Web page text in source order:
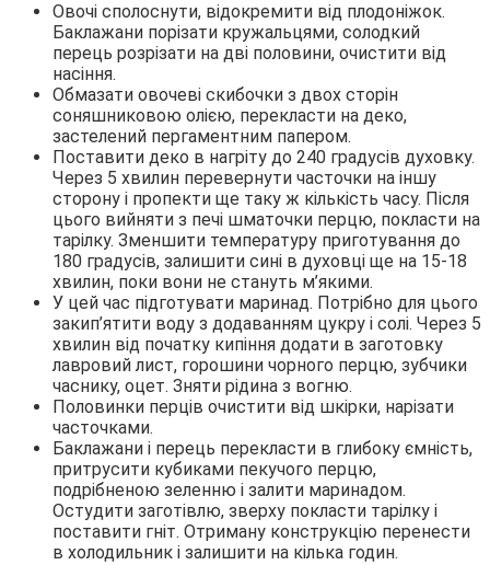
Овочі сполоснути, відокремити від плодоніжок.
Баклажани порізати кружальцями, солодкий
перець розрізати на дві половини, очистити від
насіння.
Обмазати овочеві скибочки з двох сторін
соняшниковою олією, перекласти на деко,
застелений пергаментним папером.
Поставити деко в нагріту до 240 градусів духовку.
Через 5 хвилин перевернути часточки на іншу
сторону і пропекти ще таку ж кількість часу. Після
цього вийняти з печі шматочки перцю, покласти на
тарілку. Зменшити температуру приготування до
180 градусів, залишити сині в духовці ще на 15-18
хвилин, поки вони не стануть м’якими.
У цей час підготувати маринад. Потрібно для цього
закип’ятити воду з додаванням цукру і солі. Через 5
хвилин від початку кипіння додати в заготовку
лавровий лист, горошини чорного перцю, зубчики
часнику, оцет. Зняти рідина з вогню.
Половинки перців очистити від шкірки, нарізати
часточками.
Баклажани і перець перекласти в глибоку ємність,
притрусити кубиками пекучого перцю,
подрібненою зеленню і залити маринадом.
Остудити заготівлю, зверху покласти тарілку і
поставити гніт. Отриману конструкцію перенести
в холодильник і залишити на кілька годин.